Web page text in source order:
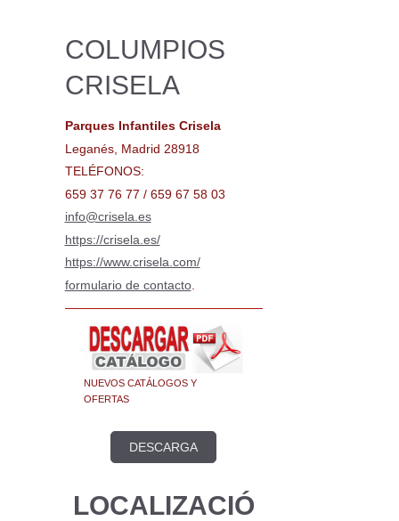
COLUMPIOS
CRISELA
Parques Infantiles Crisela
Leganés, Madrid 28918
TELÉFONOS:
659 37 76 77 / 659 67 58 03
info@crisela.es
https://crisela.es/
https://www.crisela.com/
formulario de contacto.
NUEVOS CATÁLOGOS Y
OFERTAS
DESCARGA
LOCALIZACIÓ